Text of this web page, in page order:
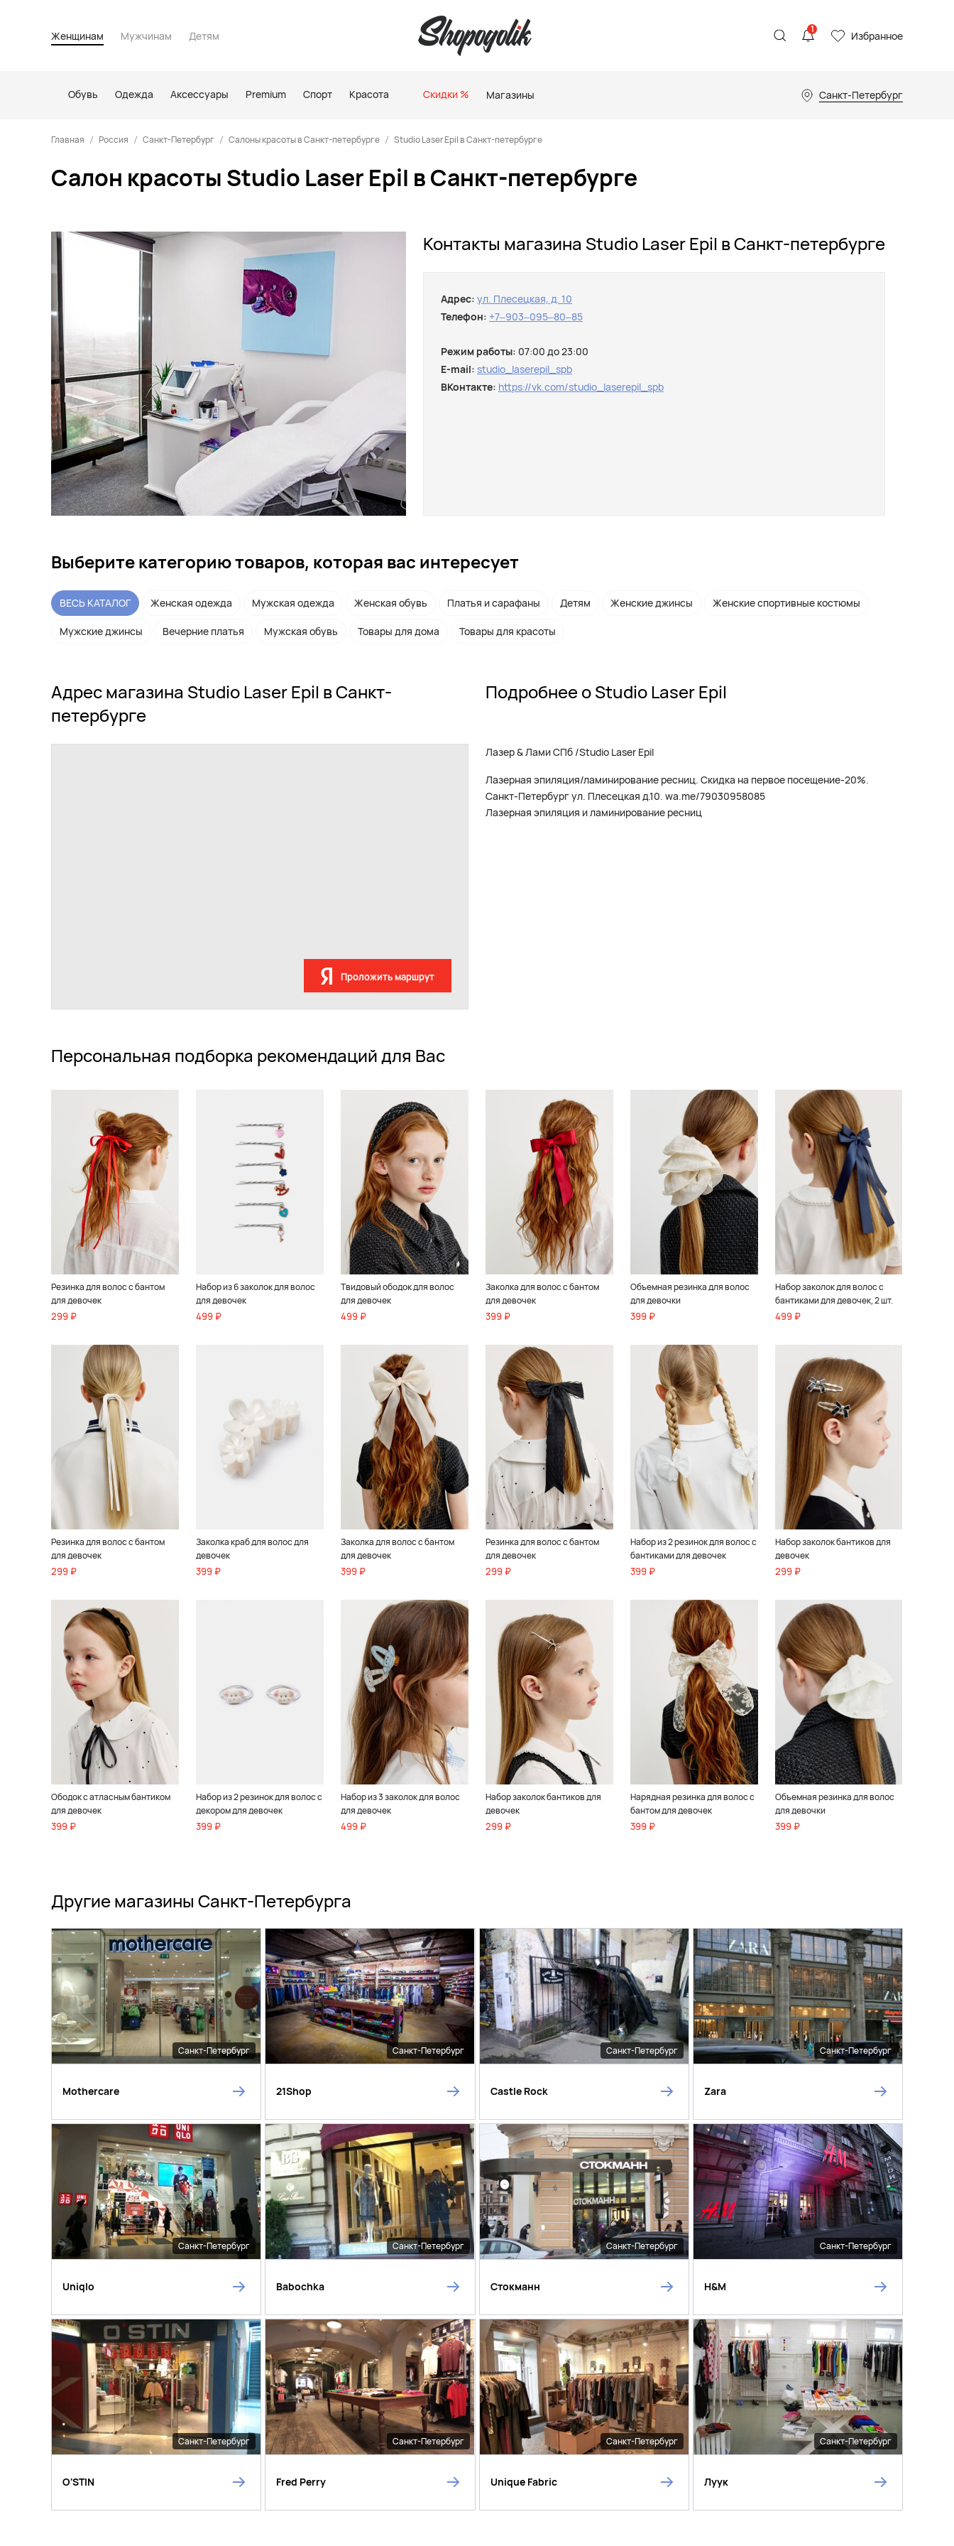
Женщинам Мужчинам Детям
1 Избранное
Обувь Одежда Аксессуары Premium Спорт Красота Скидки % Магазины Санкт-Петербург
Главная Россия Санкт-Петербург Салоны красоты в Санкт-петербурге Studio Laser Epil в Санкт-петербурге
Салон красоты Studio Laser Epil в Санкт-петербурге
Контакты магазина Studio Laser Epil в Санкт-петербурге
Адрес: ул. Плесецкая, д. 10
Телефон: +7‒903‒095‒80‒85
Режим работы: 07:00 до 23:00
E-mail: studio_laserepil_spb
ВКонтакте: https://vk.com/studio_laserepil_spb
Выберите категорию товаров, которая вас интересует
ВЕСЬ КАТАЛОГ Женская одежда Мужская одежда Женская обувь Платья и сарафаны Детям Женские джинсы Женские спортивные костюмы
Мужские джинсы Вечерние платья Мужская обувь Товары для дома Товары для красоты
Адрес магазина Studio Laser Epil в Санкт-
петербурге
Проложить маршрут
Подробнее о Studio Laser Epil
Лазер & Лами СПб /Studio Laser Epil
Лазерная эпиляция/ламинирование ресниц. Скидка на первое посещение-20%.
Санкт-Петербург ул. Плесецкая д.10. wa.me/79030958085
Лазерная эпиляция и ламинирование ресниц
Персональная подборка рекомендаций для Вас
Резинка для волос с бантом
для девочек
299 ₽
Набор из 6 заколок для волос
для девочек
499 ₽
Твидовый ободок для волос
для девочек
499 ₽
Заколка для волос с бантом
для девочек
399 ₽
Объемная резинка для волос
для девочки
399 ₽
Набор заколок для волос с
бантиками для девочек, 2 шт.
499 ₽
Резинка для волос с бантом
для девочек
299 ₽
Заколка краб для волос для
девочек
399 ₽
Заколка для волос с бантом
для девочек
399 ₽
Резинка для волос с бантом
для девочек
299 ₽
Набор из 2 резинок для волос с
бантиками для девочек
399 ₽
Набор заколок бантиков для
девочек
299 ₽
Ободок с атласным бантиком
для девочек
399 ₽
Набор из 2 резинок для волос с
декором для девочек
399 ₽
Набор из 3 заколок для волос
для девочек
499 ₽
Набор заколок бантиков для
девочек
299 ₽
Нарядная резинка для волос с
бантом для девочек
399 ₽
Объемная резинка для волос
для девочки
399 ₽
Другие магазины Санкт-Петербурга
Санкт-Петербург
Mothercare
Санкт-Петербург
21Shop
Санкт-Петербург
Castle Rock
Санкт-Петербург
Zara
Санкт-Петербург
Uniqlo
Санкт-Петербург
Babochka
Санкт-Петербург
Стокманн
Санкт-Петербург
H&M
Санкт-Петербург
O'STIN
Санкт-Петербург
Fred Perry
Санкт-Петербург
Unique Fabric
Санкт-Петербург
Луук